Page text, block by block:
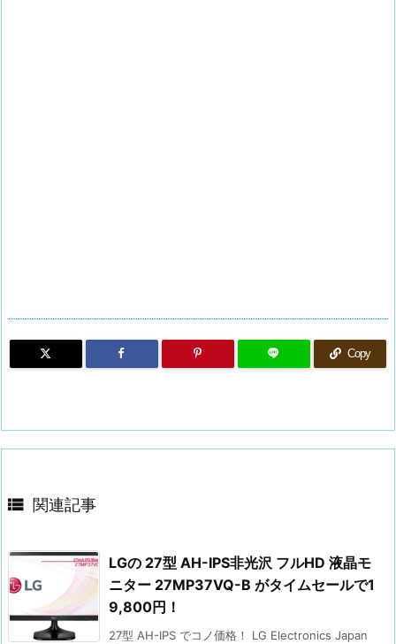
Copy
 関連記事
LGの 27型 AH-IPS非光沢 フルHD 液晶モ
ニター 27MP37VQ-B がタイムセールで1
9,800円！
27型 AH-IPS でコノ価格！ LG Electronics Japan